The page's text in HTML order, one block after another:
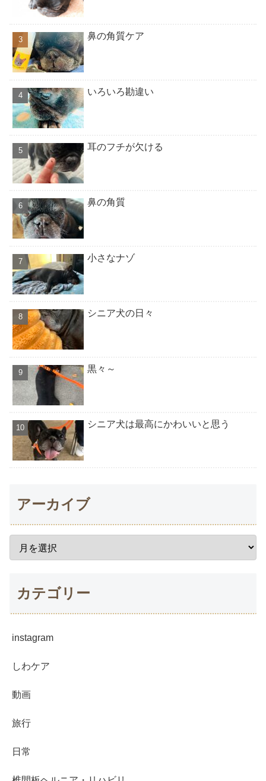
鼻の角質ケア
いろいろ勘違い
耳のフチが欠ける
鼻の角質
小さなナゾ
シニア犬の日々
黒々～
シニア犬は最高にかわいいと思う
アーカイブ
カテゴリー
instagram
しわケア
動画
旅行
日常